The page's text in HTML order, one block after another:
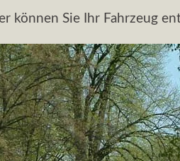
können Sie Ihr Fahrzeug